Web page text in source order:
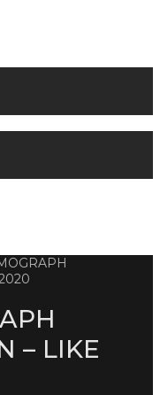
– LIKE